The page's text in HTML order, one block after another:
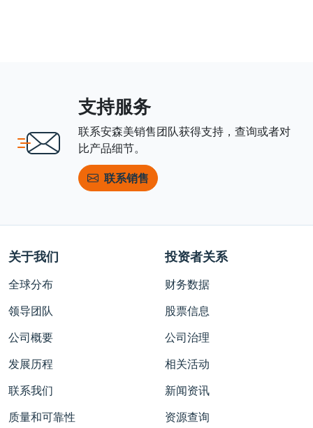
支持服务
联系安森美销售团队获得支持，查询或者对
比产品细节。
联系销售
关于我们
全球分布
领导团队
公司概要
发展历程
联系我们
质量和可靠性
投资者关系
财务数据
股票信息
公司治理
相关活动
新闻资讯
资源查询